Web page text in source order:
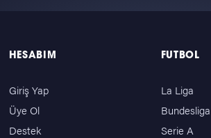
HESABIM
Giriş Yap
Üye Ol
Destek
FUTBOL
La Liga
Bundesliga
Serie A